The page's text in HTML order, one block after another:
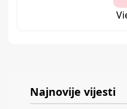
Najnovije vijesti